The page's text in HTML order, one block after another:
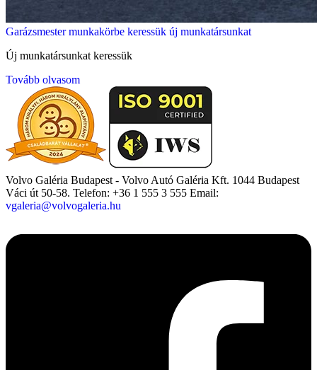
Garázsmester munkakörbe keressük új munkatársunkat
Új munkatársunkat keressük
Tovább olvasom
Volvo Galéria Budapest - Volvo Autó Galéria Kft. 1044 Budapest
Váci út 50-58. Telefon: +36 1 555 3 555 Email:
vgaleria@volvogaleria.hu